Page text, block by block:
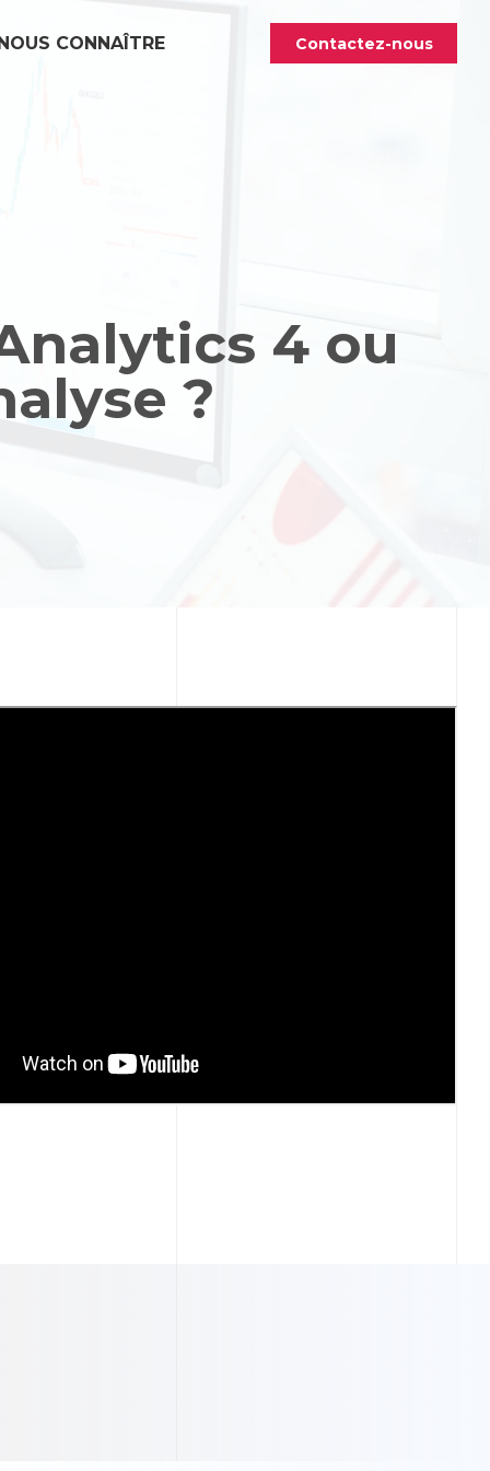
CONNAÎTRE Contactez-nous
4 ou
?